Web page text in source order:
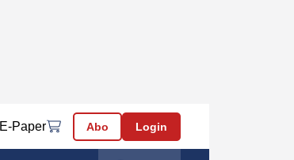
E-Paper Abo Login